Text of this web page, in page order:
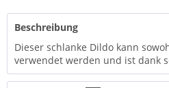
Beschreibung
Dieser schlanke Dildo kann
verwendet werden und ist dank